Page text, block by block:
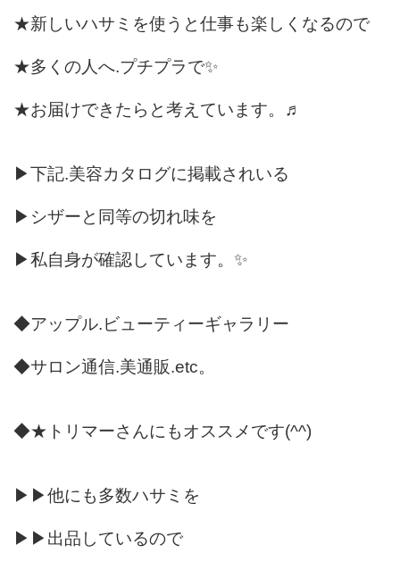
★新しいハサミを使うと仕事も楽しくなるので
★多くの人へ.プチプラで✨
★お届けできたらと考えています。♬
▶下記.美容カタログに掲載されいる
▶シザーと同等の切れ味を
▶私自身が確認しています。✨
◆アップル.ビューティーギャラリー
◆サロン通信.美通販.etc。
◆★トリマーさんにもオススメです(^^)
▶▶他にも多数ハサミを
▶▶出品しているので